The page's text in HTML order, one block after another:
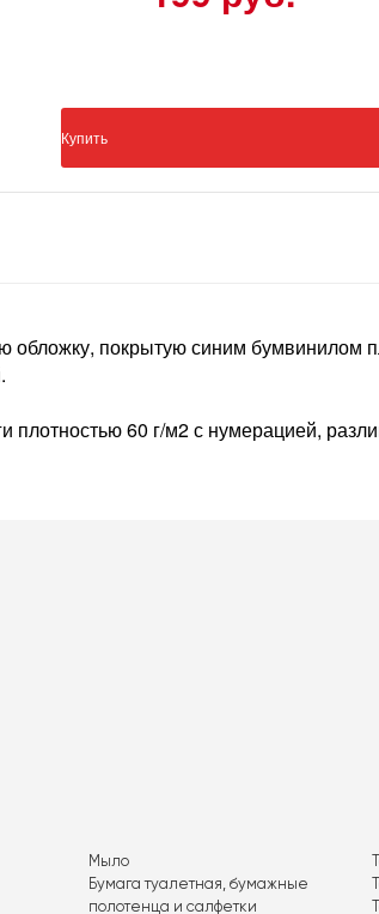
Купить
обложку, покрытую синим бумвинилом
плотностью 60 г/м2 с нумерацией,
Мыло
Бумага туалетная, бумажные
полотенца и салфетки